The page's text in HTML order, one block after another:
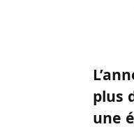
plus
une